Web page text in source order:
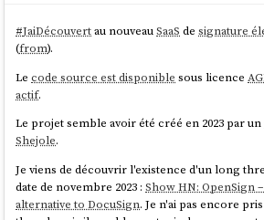
#JaiDécouvertau nouveauSaaS designature
(from).
Lecode source est disponible sous licence
actif.
Le projet semble avoir été créé en 2023 par un
Shejole.
Je viens de découvrir l'existence d'un long
date de novembre 2023 :Show HN: OpenSign
alternative to DocuSign. Je n'ai pas encore